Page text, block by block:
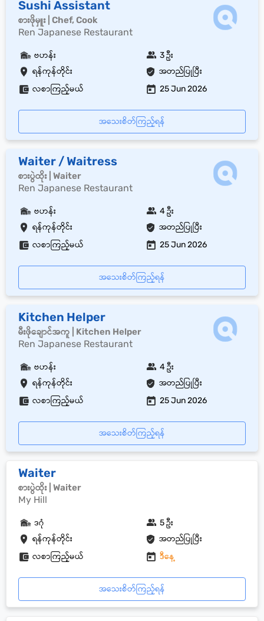
Sushi Assistant
စားဖိုမှူး | Chef, Cook
Ren Japanese Restaurant
ရန်ကုန်တိုင်း အတည်ပြုပြီး
ဗဟန်း 3 ဦး
လစာကြည့်မယ် 25 Jun 2026
အသေးစိတ်ကြည့်ရန်
Waiter / Waitress
စားပွဲထိုး | Waiter
Ren Japanese Restaurant
ရန်ကုန်တိုင်း အတည်ပြုပြီး
ဗဟန်း 4 ဦး
လစာကြည့်မယ် 25 Jun 2026
အသေးစိတ်ကြည့်ရန်
Kitchen Helper
မီးဖိုချောင်အကူ | Kitchen Helper
Ren Japanese Restaurant
ရန်ကုန်တိုင်း အတည်ပြုပြီး
ဗဟန်း 4 ဦး
လစာကြည့်မယ် 25 Jun 2026
အသေးစိတ်ကြည့်ရန်
Waiter
စားပွဲထိုး | Waiter
My Hill
ရန်ကုန်တိုင်း အတည်ပြုပြီး
ဒဂုံ 5 ဦး
လစာကြည့်မယ် ဒီနေ့
အသေးစိတ်ကြည့်ရန်